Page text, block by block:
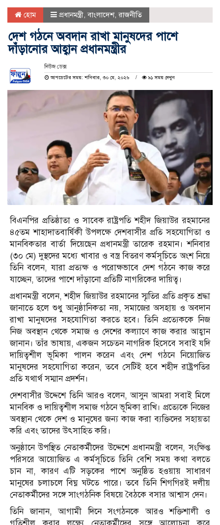
হোম প্রধানমন্ত্রী ,বাংলাদেশ, রাজনীতি
দেশ গঠনে অবদান রাখা মানুষদের পাশে
দাঁড়ানোর আহ্বান প্রধানমন্ত্রীর
নিউজ ডেক্স
আপডেটের সময়: শনিবার, ৩০ মে, ২০২৬
৯১ সময় দেখুন
বিএনপির প্রতিষ্ঠাতা ও সাবেক রাষ্ট্রপতি শহীদ জিয়াউর রহমানের
৪৫তম শাহাদাতবার্ষিকী উপলক্ষে দেশবাসীর প্রতি সহযোগিতা ও
মানবিকতার বার্তা দিয়েছেন প্রধানমন্ত্রী তারেক রহমান। শনিবার
(৩০ মে) দুস্থদের মধ্যে খাবার ও বস্ত্র বিতরণ কর্মসূচিতে অংশ নিয়ে
তিনি বলেন, যারা প্রত্যক্ষ ও পরোক্ষভাবে দেশ গঠনে কাজ করে
যাচ্ছেন, তাদের পাশে দাঁড়ানো প্রতিটি নাগরিকের দায়িত্ব।
প্রধানমন্ত্রী বলেন, শহীদ জিয়াউর রহমানের স্মৃতির প্রতি প্রকৃত শ্রদ্ধা
জানাতে হলে শুধু আনুষ্ঠানিকতা নয়, সমাজের অসহায় ও অবদান
রাখা মানুষদের সহযোগিতা করতে হবে। তিনি প্রত্যেককে নিজ
নিজ অবস্থান থেকে সমাজ ও দেশের কল্যাণে কাজ করার আহ্বান
জানান। তাঁর ভাষায়, একজন সচেতন নাগরিক হিসেবে সবাই যদি
দায়িত্বশীল ভূমিকা পালন করেন এবং দেশ গঠনে নিয়োজিত
মানুষদের সহযোগিতা করেন, তবে সেটিই হবে শহীদ রাষ্ট্রপতির
প্রতি যথার্থ সম্মান প্রদর্শন।
দেশবাসীর উদ্দেশে তিনি আরও বলেন, আসুন আমরা সবাই মিলে
মানবিক ও দায়িত্বশীল সমাজ গঠনে ভূমিকা রাখি। প্রত্যেকে নিজের
অবস্থান থেকে দেশ ও মানুষের জন্য কাজ করা ব্যক্তিদের সহায়তা
করি এবং তাদের উৎসাহিত করি।
অনুষ্ঠানে উপস্থিত নেতাকর্মীদের উদ্দেশে প্রধানমন্ত্রী বলেন, সংক্ষিপ্ত
পরিসরে আয়োজিত এ কর্মসূচিতে তিনি বেশি সময় কথা বলতে
চান না, কারণ এটি সড়কের পাশে অনুষ্ঠিত হওয়ায় সাধারণ
মানুষের চলাচলে বিঘ্ন ঘটতে পারে। তবে তিনি শিগগিরই দলীয়
নেতাকর্মীদের সঙ্গে সাংগঠনিক বিষয়ে বৈঠকে বসার আশ্বাস দেন।
তিনি জানান, আগামী দিনে সংগঠনকে আরও শক্তিশালী ও